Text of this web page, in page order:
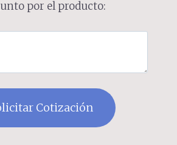
por el producto: